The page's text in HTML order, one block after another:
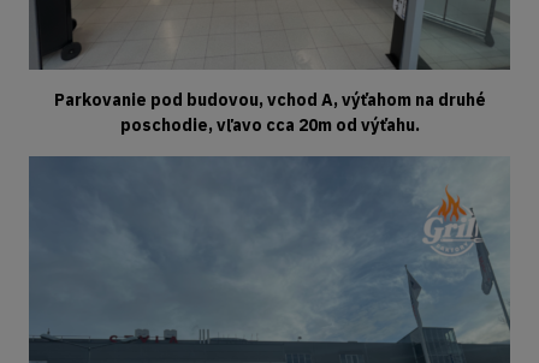
Parkovanie pod budovou, vchod A, výťahom na druhé
poschodie, vľavo cca 20m od výťahu.